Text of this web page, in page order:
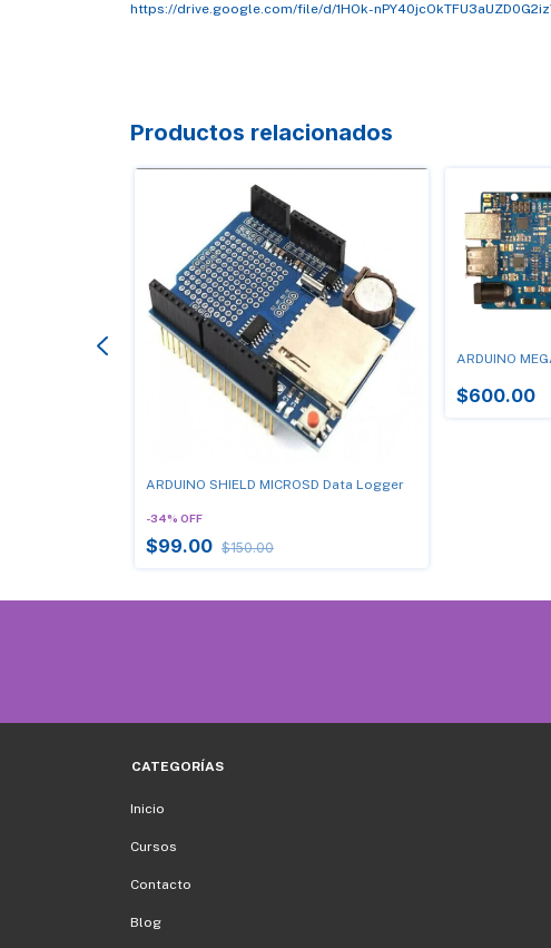
https://drive.google.com/file/d/1HOk-
Productos relacionados
ARDUINO SHIELD MICROSD Data Logger
-34% OFF
$99.00 $150.00
ARDUINO
$600.00
CATEGORÍAS
Inicio
Cursos
Contacto
Blog